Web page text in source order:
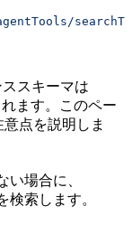
スキーマは
ます。このペー
点を説明しま
場合に、
検索します。